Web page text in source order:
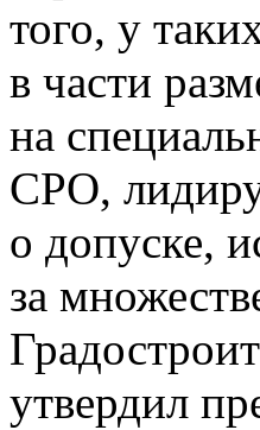
того, у
в части
на
СРО,
о допуске,
за
утвердил